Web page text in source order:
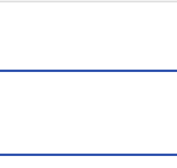
て、自分の好き
とになるとは知